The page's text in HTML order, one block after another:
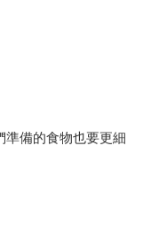
準備的食物也要更細